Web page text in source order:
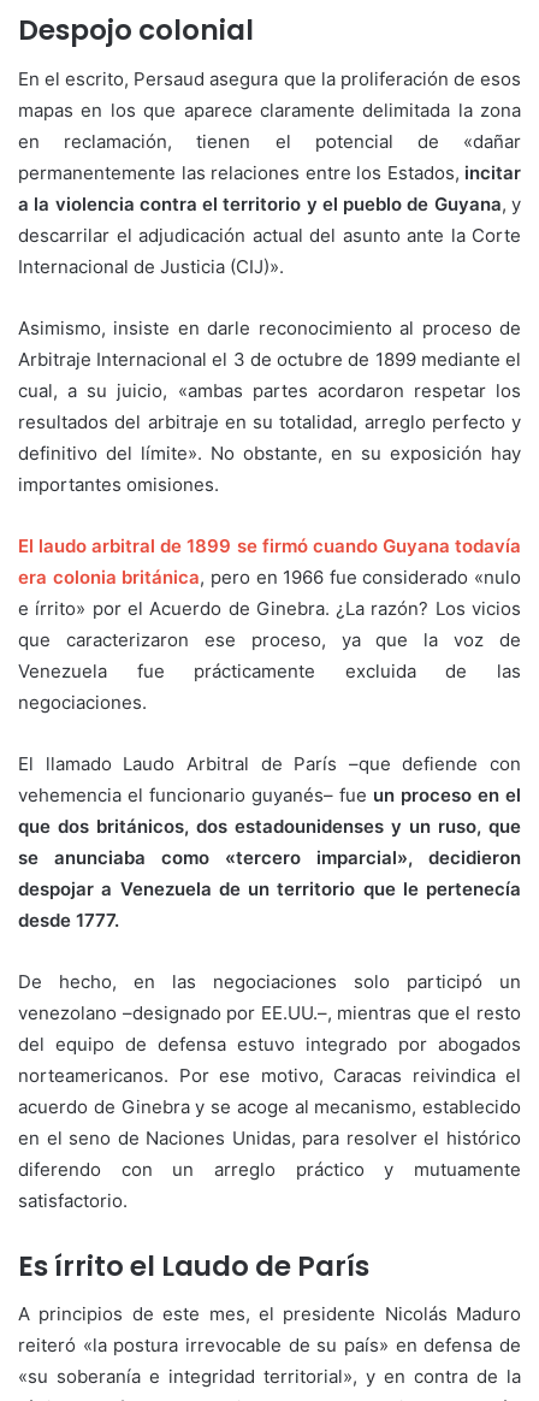
Despojo colonial
En el escrito, Persaud asegura que la proliferación de esos
mapas en los que aparece claramente delimitada la zona
en reclamación, tienen el potencial de «dañar
permanentemente las relaciones entre los Estados, incitar
a la violencia contra el territorio y el pueblo de Guyana, y
descarrilar el adjudicación actual del asunto ante la Corte
Internacional de Justicia (CIJ)».
Asimismo, insiste en darle reconocimiento al proceso de
Arbitraje Internacional el 3 de octubre de 1899 mediante el
cual, a su juicio, «ambas partes acordaron respetar los
resultados del arbitraje en su totalidad, arreglo perfecto y
definitivo del límite». No obstante, en su exposición hay
importantes omisiones.
El laudo arbitral de 1899 se firmó cuando Guyana todavía
era colonia británica, pero en 1966 fue considerado «nulo
e írrito» por el Acuerdo de Ginebra. ¿La razón? Los vicios
que caracterizaron ese proceso, ya que la voz de
Venezuela fue prácticamente excluida de las
negociaciones.
El llamado Laudo Arbitral de París –que defiende con
vehemencia el funcionario guyanés– fue un proceso en el
que dos británicos, dos estadounidenses y un ruso, que
se anunciaba como «tercero imparcial», decidieron
despojar a Venezuela de un territorio que le pertenecía
desde 1777.
De hecho, en las negociaciones solo participó un
venezolano –designado por EE.UU.–, mientras que el resto
del equipo de defensa estuvo integrado por abogados
norteamericanos. Por ese motivo, Caracas reivindica el
acuerdo de Ginebra y se acoge al mecanismo, establecido
en el seno de Naciones Unidas, para resolver el histórico
diferendo con un arreglo práctico y mutuamente
satisfactorio.
Es írrito el Laudo de París
A principios de este mes, el presidente Nicolás Maduro
reiteró «la postura irrevocable de su país» en defensa de
«su soberanía e integridad territorial», y en contra de la